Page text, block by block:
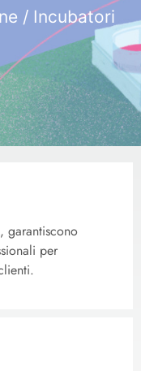
/ Incubatori
garantiscono
per